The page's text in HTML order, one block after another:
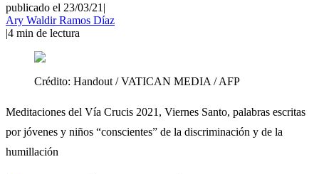
publicado el 23/03/21 |
Ary Waldir Ramos Díaz
|4 min de lectura
Crédito: Handout / VATICAN MEDIA / AFP
Meditaciones del Vía Crucis 2021, Viernes Santo, palabras escritas
por jóvenes y niños “conscientes” de la discriminación y de la
humillación